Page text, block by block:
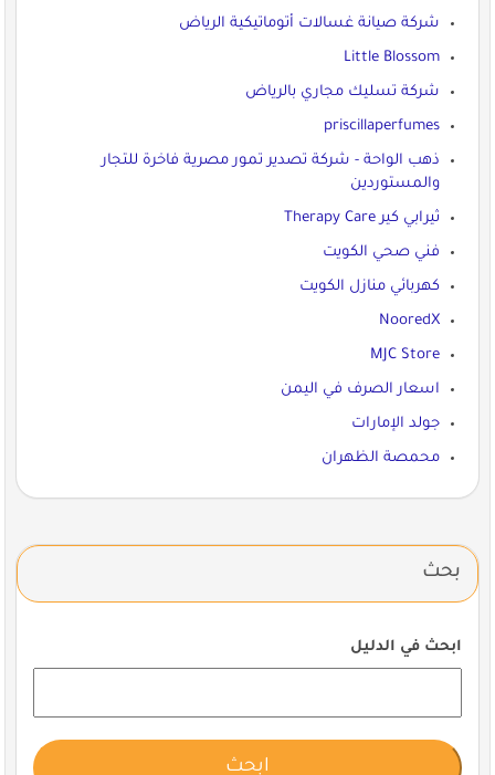
شركة صيانة غسالات أتوماتيكية الرياض
Little Blossom
شركة تسليك مجاري بالرياض
priscillaperfumes
ذهب الواحة - شركة تصدير تمور مصرية فاخرة للتجار
والمستوردين
ثيرابي كير Therapy Care
فني صحي الكويت
كهربائي منازل الكويت
NooredX
MJC Store
اسعار الصرف في اليمن
جولد الإمارات
محمصة الظهران
بحث
ابحث في الدليل